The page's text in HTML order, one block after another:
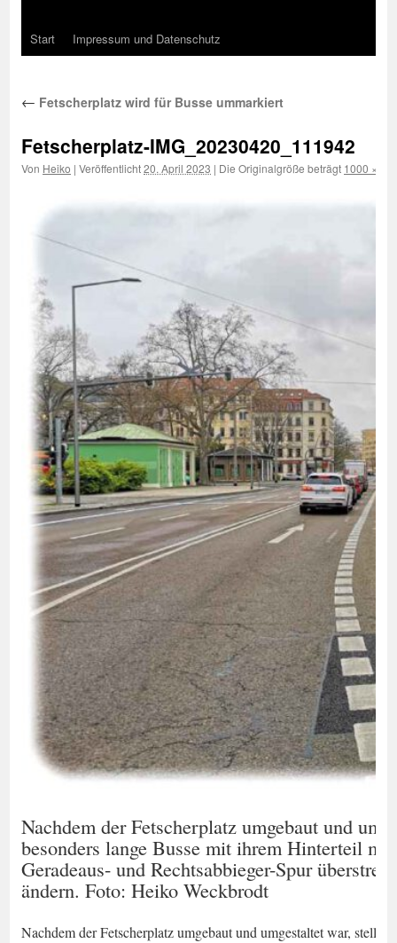
Start Impressum und Datenschutz
← Fetscherplatz wird für Busse ummarkiert
Fetscherplatz-IMG_20230420_111942
Von Heiko | Veröffentlicht20. April 2023 | Die Originalgröße beträgt 1000 ×
Nachdem der Fetscherplatz umgebaut und
besonders lange Busse mit ihrem Hinterteil
Geradeaus- und Rechtsabbieger-Spur
ändern. Foto: Heiko Weckbrodt
Nachdem der Fetscherplatz umgebaut und umgestaltet war,